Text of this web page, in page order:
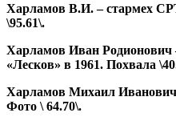
Харламов В.И. – стармех
\95.61\.
Харламов Иван Родионович
«Лесков» в 1961. Похвала
Харламов Михаил Иванович
Фото \ 64.70\.